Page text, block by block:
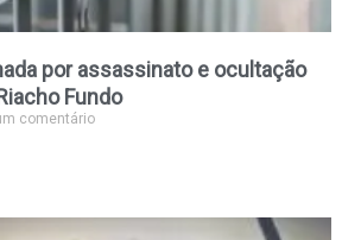
por assassinato e ocultação
Fundo
comentário